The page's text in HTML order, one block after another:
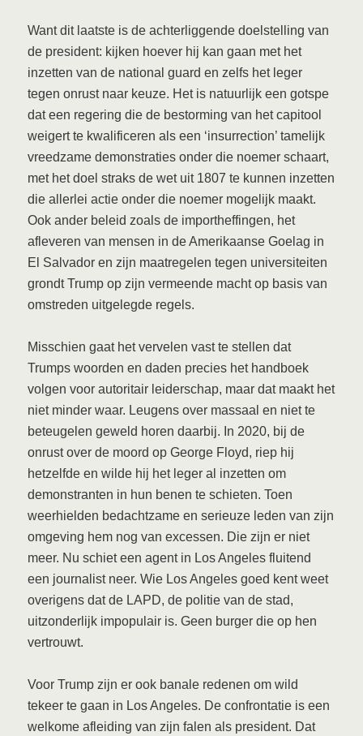
Want dit laatste is de achterliggende doelstelling van
de president: kijken hoever hij kan gaan met het
inzetten van de national guard en zelfs het leger
tegen onrust naar keuze. Het is natuurlijk een gotspe
dat een regering die de bestorming van het capitool
weigert te kwalificeren als een ‘insurrection’ tamelijk
vreedzame demonstraties onder die noemer schaart,
met het doel straks de wet uit 1807 te kunnen inzetten
die allerlei actie onder die noemer mogelijk maakt.
Ook ander beleid zoals de importheffingen, het
afleveren van mensen in de Amerikaanse Goelag in
El Salvador en zijn maatregelen tegen universiteiten
grondt Trump op zijn vermeende macht op basis van
omstreden uitgelegde regels.
Misschien gaat het vervelen vast te stellen dat
Trumps woorden en daden precies het handboek
volgen voor autoritair leiderschap, maar dat maakt het
niet minder waar. Leugens over massaal en niet te
beteugelen geweld horen daarbij. In 2020, bij de
onrust over de moord op George Floyd, riep hij
hetzelfde en wilde hij het leger al inzetten om
demonstranten in hun benen te schieten. Toen
weerhielden bedachtzame en serieuze leden van zijn
omgeving hem nog van excessen. Die zijn er niet
meer. Nu schiet een agent in Los Angeles fluitend
een journalist neer. Wie Los Angeles goed kent weet
overigens dat de LAPD, de politie van de stad,
uitzonderlijk impopulair is. Geen burger die op hen
vertrouwt.
Voor Trump zijn er ook banale redenen om wild
tekeer te gaan in Los Angeles. De confrontatie is een
welkome afleiding van zijn falen als president. Dat